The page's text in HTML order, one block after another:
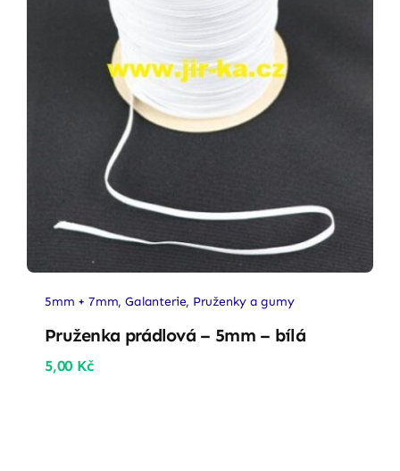
5mm + 7mm,Galanterie, Pruženky a gumy
Pruženka prádlová – 5mm – bílá
5,00 Kč